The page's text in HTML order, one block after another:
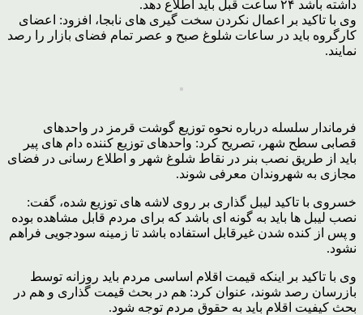
داشته باشد ۲۴ ساعت قبل باید اطلاع دهد.
وی با تاکید بر اعمال نکردن سخت گیری های نابجا، افزود: اعضای
کارگروه باید در ساعات شلوغ صبح و عصر تمام فضای بازار را رصد
نمایند.
فرماندار سلسله درباره نحوه توزیع گوشت قرمز در واحدهای
قصابی سطح شهر، تصریح کرد: واحدهای توزیع کننده دام های پیر
باید از طریق نصب بنر در نقاط شلوغ شهر و اطلاع رسانی در فضای
مجازی به شهروندان معرفی شوند.
خسروی با تاکید لیبل گذاری بر روی لاشه های توزیع شده، گفت:
نصب لیبل ها باید به گونه ای باشد که برای مردم قابل مشاهده بوده
و پس از کنده شدن غیرقابل استفاده باشد تا زمینه سودجویی فراهم
نشود.
وی با تاکید بر اینکه قیمت اقلام اساسی مردم باید روزانه توسط
بازرسان رصد شوند، عنوان کرد: هم در بحث قیمت گذاری و هم در
بحث کیفیت اقلام باید به حقوق مردم توجه شود.